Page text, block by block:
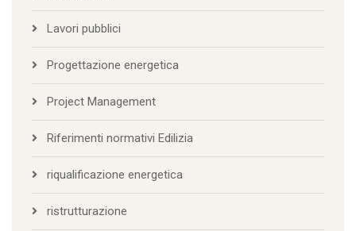
Lavori pubblici
Progettazione energetica
Project Management
Riferimenti normativi Edilizia
riqualificazione energetica
ristrutturazione